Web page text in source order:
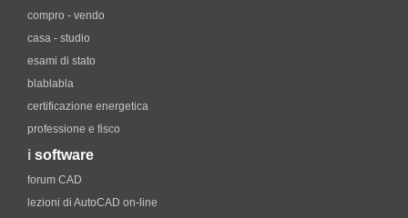
compro - vendo
casa - studio
esami di stato
blablabla
certificazione energetica
professione e fisco
i software
forum CAD
lezioni di AutoCAD on-line